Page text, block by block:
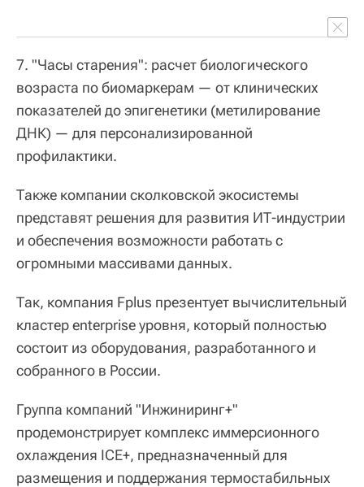
7. "Часы старения": расчет биологического
возраста по биомаркерам — от клинических
показателей до эпигенетики (метилирование
ДНК) — для персонализированной
профилактики.
Также компании сколковской экосистемы
представят решения для развития ИТ-индустрии
и обеспечения возможности работать с
огромными массивами данных.
Так, компания Fplus презентует вычислительный
кластер enterprise уровня, который полностью
состоит из оборудования, разработанного и
собранного в России.
Группа компаний "Инжиниринг+"
продемонстрирует комплекс иммерсионного
охлаждения ICE+, предназначенный для
размещения и поддержания термостабильных